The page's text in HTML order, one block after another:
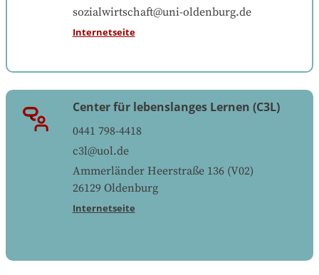
sozialwirtschaft@uni-oldenburg.de
Internetseite
Center für lebenslanges Lernen (C3L)
0441 798-4418
c3l@uol.de
Ammerländer Heerstraße 136 (V02)
26129 Oldenburg
Internetseite